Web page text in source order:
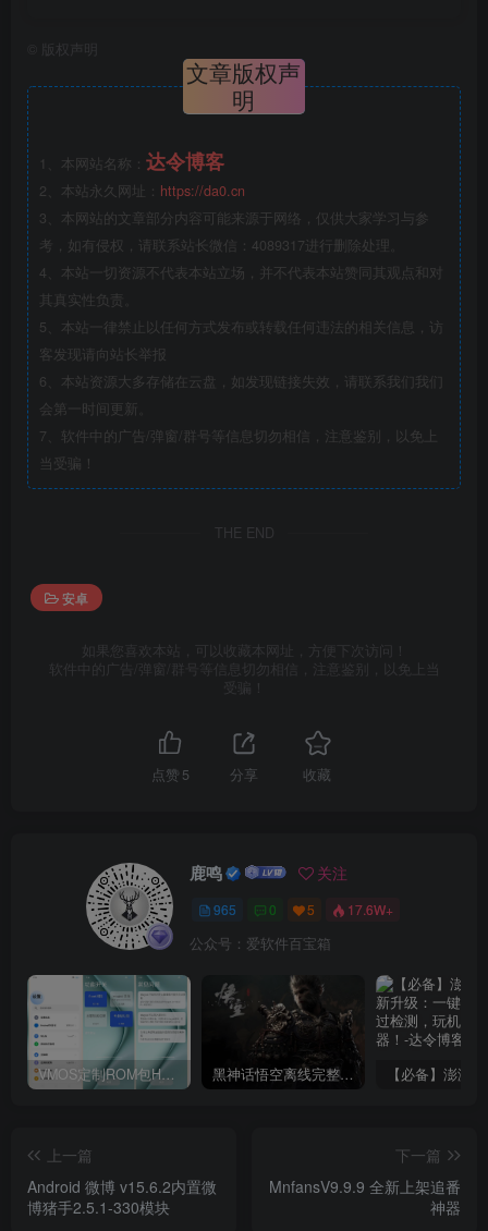
版权声明
文章版权声
明
1、本网站名称： 达令博客
2、本站永久网址： https://da0.cn
3、本网站的文章部分内容可能来源于网络，仅供大家学习与参
考，如有侵权，请联系站长微信：4089317进行删除处理。
4、本站一切资源不代表本站立场，并不代表本站赞同其观点和对
其真实性负责。
5、本站一律禁止以任何方式发布或转载任何违法的相关信息，访
客发现请向站长举报
6、本站资源大多存储在云盘，如发现链接失效，请联系我们我们
会第一时间更新。
7、软件中的广告/弹窗/群号等信息切勿相信，注意鉴别，以免上
当受骗！
THE END
安卓
如果您喜欢本站，可以收藏本网址，方便下次访问！
软件中的广告/弹窗/群号等信息切勿相信，注意鉴别，以免上当
受骗！
点赞 5 分享 收藏
鹿鸣 关注
965 0 5 17.6W+
公众号：爱软件百宝箱
VMOS定制ROM包HnciseOS9.6.0兼容解锁 黑神话悟空离线完整版+修改器
上一篇
Android 微博 v15.6.2内置微
博猪手2.5.1-330模块
下一篇
MnfansV9.9.9 全新上架追番
神器